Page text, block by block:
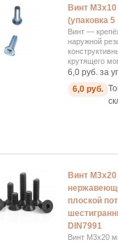
Винт М3x10
(упаковка 5
Винт —
наружной
крутящего
6,0 руб. за
6,0 руб.
Винт
плоской
DIN7991
Винт М3x20